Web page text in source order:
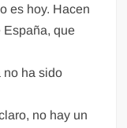
es hoy. Hacen
España, que
no ha sido
no hay un